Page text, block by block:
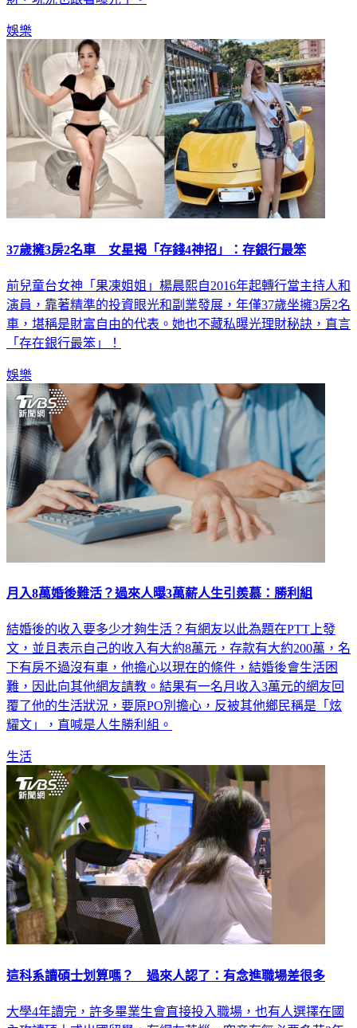
娛樂
37歲擁3房2名車 女星揭「存錢4神招」：存銀行最笨
前兒童台女神「果凍姐姐」楊晨熙自2016年起轉行當主持人和
演員，靠著精準的投資眼光和副業發展，年僅37歲坐擁3房2名
車，堪稱是財富自由的代表。她也不藏私曝光理財秘訣，直言
「存在銀行最笨」！
娛樂
月入8萬婚後難活？過來人曝3萬薪人生引羨慕：勝利組
結婚後的收入要多少才夠生活？有網友以此為題在PTT上發
文，並且表示自己的收入有大約8萬元，存款有大約200萬，名
下有房不過沒有車，他擔心以現在的條件，結婚後會生活困
難，因此向其他網友請教。結果有一名月收入3萬元的網友回
覆了他的生活狀況，要原PO別擔心，反被其他鄉民稱是「炫
耀文」，直喊是人生勝利組。
生活
這科系讀碩士划算嗎？ 過來人認了：有念進職場差很多
大學4年讀完，許多畢業生會直接投入職場，也有人選擇在國